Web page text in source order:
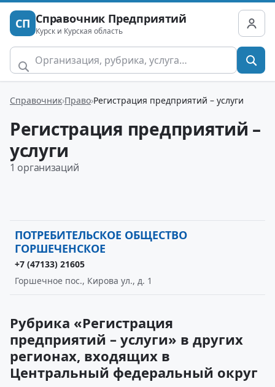
СП Справочник Предприятий
Курск и Курская область
Справочник Право Регистрация предприятий – услуги
Регистрация предприятий –
услуги
1 организаций
ПОТРЕБИТЕЛЬСКОЕ ОБЩЕСТВО
ГОРШЕЧЕНСКОЕ
+7 (47133) 21605
Горшечное пос., Кирова ул., д. 1
Рубрика «Регистрация
предприятий – услуги» в других
регионах, входящих в
Центральный федеральный округ